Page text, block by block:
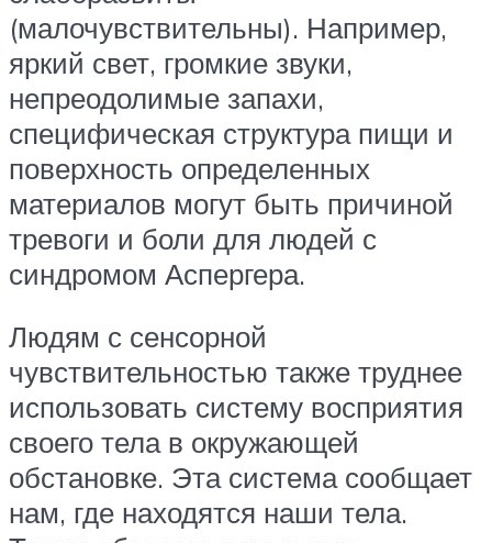
(малочувствительны). Например,
яркий свет, громкие звуки,
непреодолимые запахи,
специфическая структура пищи и
поверхность определенных
материалов могут быть причиной
тревоги и боли для людей с
синдромом Аспергера.
Людям с сенсорной
чувствительностью также труднее
использовать систему восприятия
своего тела в окружающей
обстановке. Эта система сообщает
нам, где находятся наши тела.